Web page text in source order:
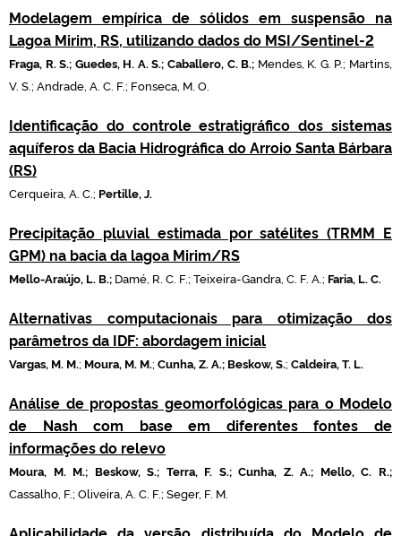
Modelagem empírica de sólidos em suspensão na
Lagoa Mirim, RS, utilizando dados do MSI/Sentinel-2
Fraga, R. S.; Guedes, H. A. S.; Caballero, C. B.; Mendes, K. G. P.; Martins,
V. S.; Andrade, A. C. F.; Fonseca, M. O.
Identificação do controle estratigráfico dos sistemas
aquíferos da Bacia Hidrográfica do Arroio Santa Bárbara
(RS)
Cerqueira, A. C.; Pertille, J.
Precipitação pluvial estimada por satélites (TRMM E
GPM) na bacia da lagoa Mirim/RS
Mello-Araújo, L. B.; Damé, R. C. F.; Teixeira-Gandra, C. F. A.; Faria, L. C.
Alternativas computacionais para otimização dos
parâmetros da IDF: abordagem inicial
Vargas, M. M.; Moura, M. M.; Cunha, Z. A.; Beskow, S.; Caldeira, T. L.
Análise de propostas geomorfológicas para o Modelo
de Nash com base em diferentes fontes de
informações do relevo
Moura, M. M.; Beskow, S.; Terra, F. S.; Cunha, Z. A.; Mello, C. R.;
Cassalho, F.; Oliveira, A. C. F.; Seger, F. M.